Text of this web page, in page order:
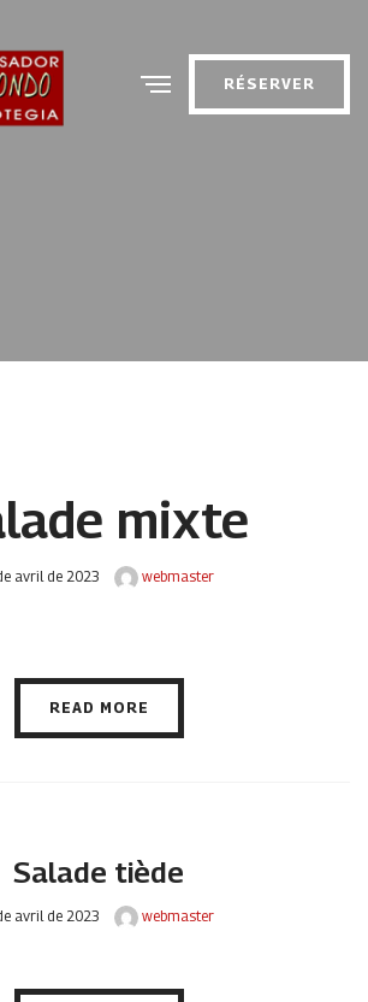
RÉSERVER
mixte
avril de 2023 webmaster
READ MORE
Salade tiède
avril de 2023 webmaster